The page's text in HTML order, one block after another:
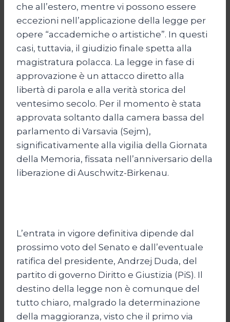
che all’estero, mentre vi possono essere
eccezioni nell’applicazione della legge per
opere “accademiche o artistiche”. In questi
casi, tuttavia, il giudizio finale spetta alla
magistratura polacca. La legge in fase di
approvazione è un attacco diretto alla
libertà di parola e alla verità storica del
ventesimo secolo. Per il momento è stata
approvata soltanto dalla camera bassa del
parlamento di Varsavia (Sejm),
significativamente alla vigilia della Giornata
della Memoria, fissata nell’anniversario della
liberazione di Auschwitz-Birkenau.
L’entrata in vigore definitiva dipende dal
prossimo voto del Senato e dall’eventuale
ratifica del presidente, Andrzej Duda, del
partito di governo Diritto e Giustizia (PiS). Il
destino della legge non è comunque del
tutto chiaro, malgrado la determinazione
della maggioranza, visto che il primo via